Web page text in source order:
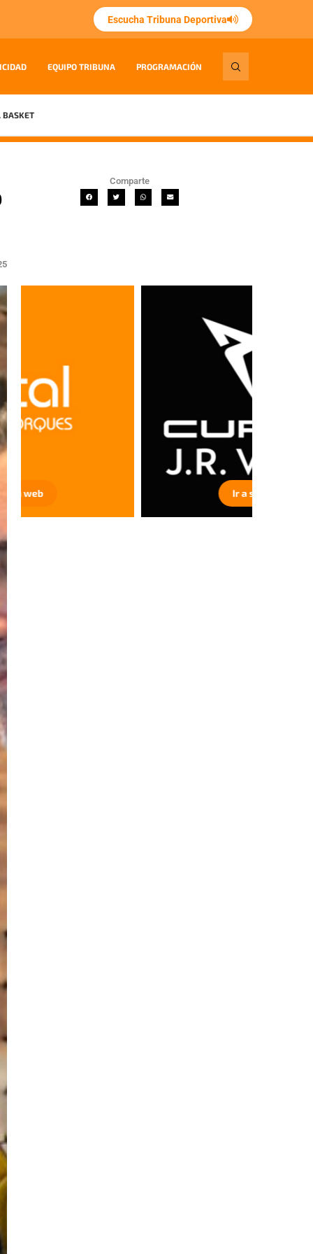
Escucha Tribuna Deportiva
EQUIPO TRIBUNA PROGRAMACIÓN
BASKET
Comparte